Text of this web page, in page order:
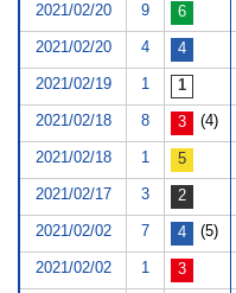
2021/02/20 9
2021/02/20 4
2021/02/19 1
2021/02/18 8 (4)
2021/02/18 1
2021/02/17 3
2021/02/02 7 (5)
2021/02/02 1